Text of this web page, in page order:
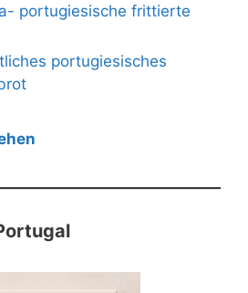
portugiesische frittierte
portugiesisches